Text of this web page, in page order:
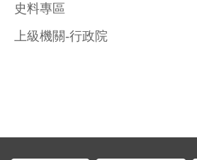
史料專區
上級機關-行政院